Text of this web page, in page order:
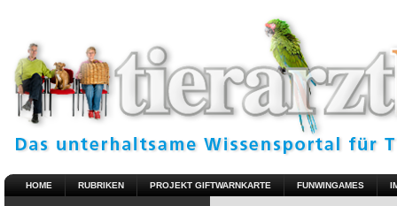
HOME RUBRIKEN PROJEKT GIFTWARNKARTE FUNWINGAMES